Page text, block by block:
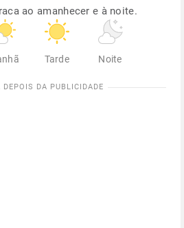
ao amanhecer e à noite.
Tarde Noite